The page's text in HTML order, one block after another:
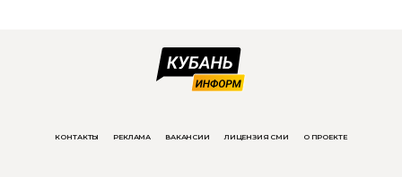
КОНТАКТЫ РЕКЛАМА ВАКАНСИИ ЛИЦЕНЗИЯ СМИ О ПРОЕКТЕ